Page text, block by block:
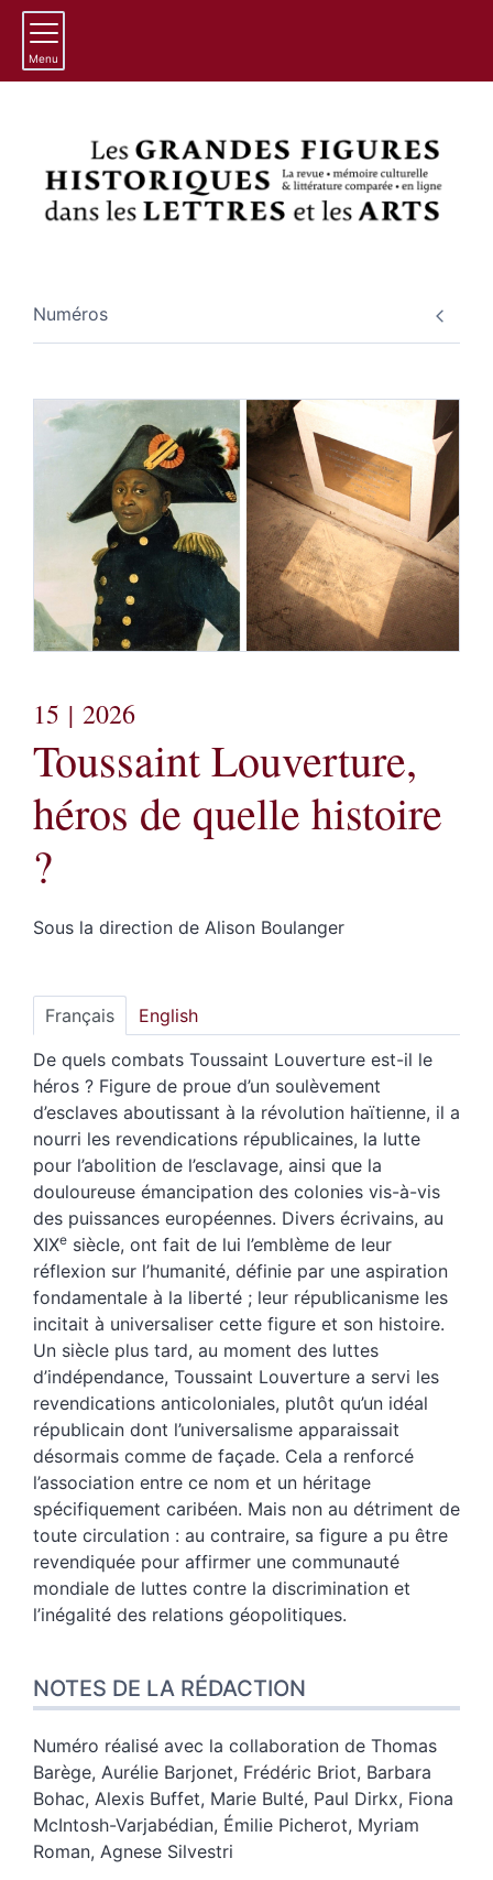
Menu
Numéros
15 | 2026
Toussaint Louverture,
héros de quelle histoire
?
Sous la direction de Alison Boulanger
Français
English
De quels combats Toussaint Louverture est-il le
héros ? Figure de proue d’un soulèvement
d’esclaves aboutissant à la révolution haïtienne, il a
nourri les revendications républicaines, la lutte
pour l’abolition de l’esclavage, ainsi que la
douloureuse émancipation des colonies vis-à-vis
des puissances européennes. Divers écrivains, au
XIXe siècle, ont fait de lui l’emblème de leur
réflexion sur l’humanité, définie par une aspiration
fondamentale à la liberté ; leur républicanisme les
incitait à universaliser cette figure et son histoire.
Un siècle plus tard, au moment des luttes
d’indépendance, Toussaint Louverture a servi les
revendications anticoloniales, plutôt qu’un idéal
républicain dont l’universalisme apparaissait
désormais comme de façade. Cela a renforcé
l’association entre ce nom et un héritage
spécifiquement caribéen. Mais non au détriment de
toute circulation : au contraire, sa figure a pu être
revendiquée pour affirmer une communauté
mondiale de luttes contre la discrimination et
l’inégalité des relations géopolitiques.
NOTES DE LA RÉDACTION
Numéro réalisé avec la collaboration de Thomas
Barège, Aurélie Barjonet, Frédéric Briot, Barbara
Bohac, Alexis Buffet, Marie Bulté, Paul Dirkx, Fiona
McIntosh-Varjabédian, Émilie Picherot, Myriam
Roman, Agnese Silvestri